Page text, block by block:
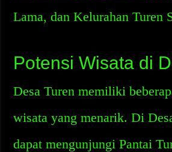
Lama, dan Kelurahan Turen
Potensi Wisata di
Desa Turen memiliki
wisata yang menarik. Di
dapat mengunjungi Pantai